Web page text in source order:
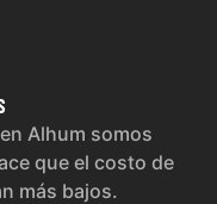
Alhum somos
que el costo de
más bajos.